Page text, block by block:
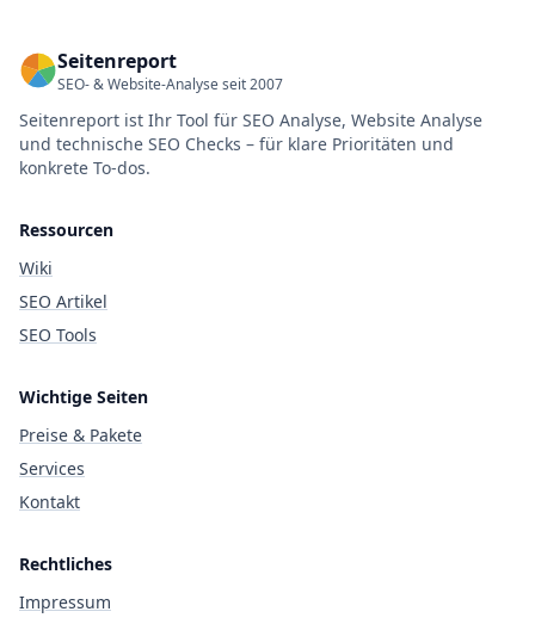
Seitenreport
SEO- & Website-Analyse seit 2007
Seitenreport ist Ihr Tool für SEO Analyse, Website Analyse
und technische SEO Checks – für klare Prioritäten und
konkrete To-dos.
Ressourcen
Wiki
SEO Artikel
SEO Tools
Wichtige Seiten
Preise & Pakete
Services
Kontakt
Rechtliches
Impressum